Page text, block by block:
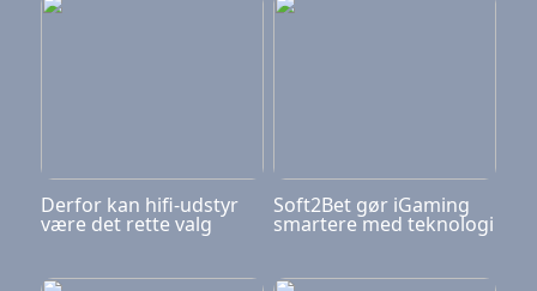
Derfor kan hifi-udstyr
være det rette valg
Soft2Bet gør iGaming
smartere med teknologi